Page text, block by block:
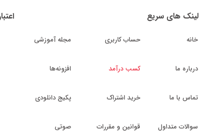
لینک های سریع
خانه
درباره ما
تماس با ما
سوالات متداول
حساب کاربری
کسب درآمد
خرید اشتراک
قوانین و مقررات
مجله آموزشی
افزونه‌ها
پکیج دانلودی
صوتی